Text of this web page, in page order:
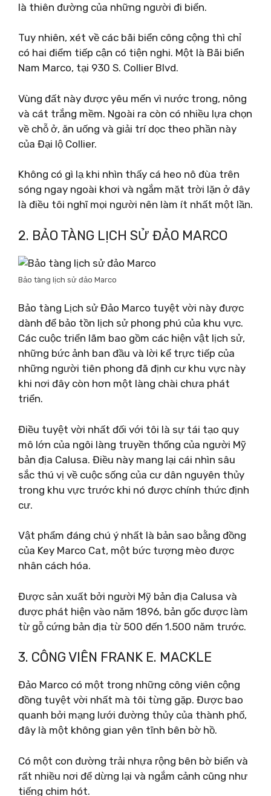
là thiên đường của những người đi biển.
Tuy nhiên, xét về các bãi biển công cộng thì chỉ
có hai điểm tiếp cận có tiện nghi. Một là Bãi biển
Nam Marco, tại 930 S. Collier Blvd.
Vùng đất này được yêu mến vì nước trong, nông
và cát trắng mềm. Ngoài ra còn có nhiều lựa chọn
về chỗ ở, ăn uống và giải trí dọc theo phần này
của Đại lộ Collier.
Không có gì lạ khi nhìn thấy cá heo nô đùa trên
sóng ngay ngoài khơi và ngắm mặt trời lặn ở đây
là điều tôi nghĩ mọi người nên làm ít nhất một lần.
2. BẢO TÀNG LỊCH SỬ ĐẢO MARCO
Bảo tàng lịch sử đảo Marco
Bảo tàng Lịch sử Đảo Marco tuyệt vời này được
dành để bảo tồn lịch sử phong phú của khu vực.
Các cuộc triển lãm bao gồm các hiện vật lịch sử,
những bức ảnh ban đầu và lời kể trực tiếp của
những người tiên phong đã định cư khu vực này
khi nơi đây còn hơn một làng chài chưa phát
triển.
Điều tuyệt vời nhất đối với tôi là sự tái tạo quy
mô lớn của ngôi làng truyền thống của người Mỹ
bản địa Calusa. Điều này mang lại cái nhìn sâu
sắc thú vị về cuộc sống của cư dân nguyên thủy
trong khu vực trước khi nó được chính thức định
cư.
Vật phẩm đáng chú ý nhất là bản sao bằng đồng
của Key Marco Cat, một bức tượng mèo được
nhân cách hóa.
Được sản xuất bởi người Mỹ bản địa Calusa và
được phát hiện vào năm 1896, bản gốc được làm
từ gỗ cứng bản địa từ 500 đến 1.500 năm trước.
3. CÔNG VIÊN FRANK E. MACKLE
Đảo Marco có một trong những công viên cộng
đồng tuyệt vời nhất mà tôi từng gặp. Được bao
quanh bởi mạng lưới đường thủy của thành phố,
đây là một không gian yên tĩnh bên bờ hồ.
Có một con đường trải nhựa rộng bên bờ biển và
rất nhiều nơi để dừng lại và ngắm cảnh cũng như
tiếng chim hót.